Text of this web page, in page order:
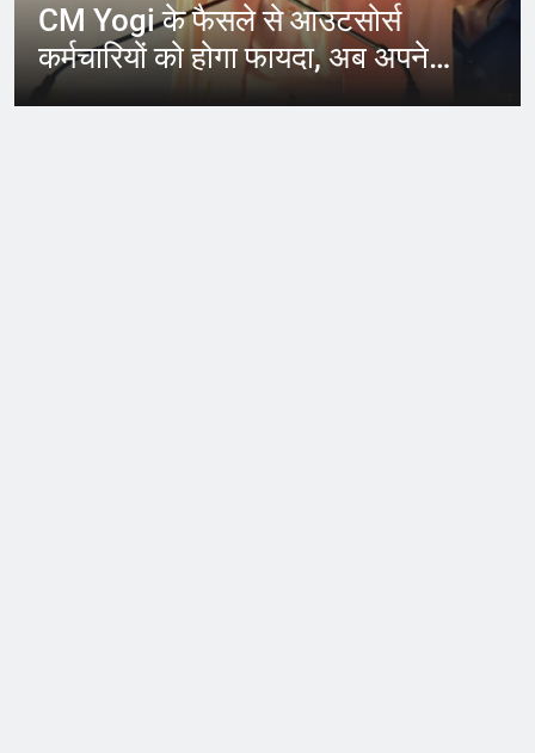
CM Yogi के फैसले से आउटसोर्स
कर्मचारियों को होगा फायदा, अब अपने
जिले में कर सकेंगे काम